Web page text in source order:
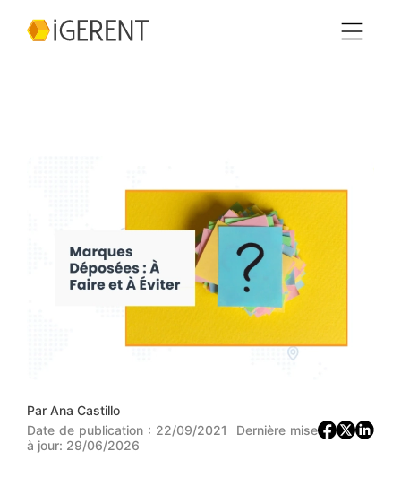
Par Ana Castillo
Date de publication : 22/09/2021
Dernière mise
à jour: 29/06/2026